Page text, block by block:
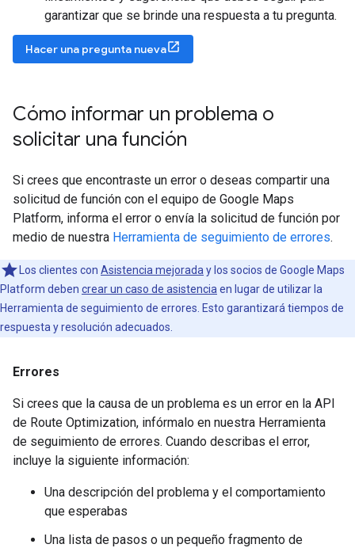
garantizar que se brinde una respuesta a tu pregunta.
Hacer una pregunta nueva
Cómo informar un problema o
solicitar una función
Si crees que encontraste un error o deseas compartir una
solicitud de función con el equipo de Google Maps
Platform, informa el error o envía la solicitud de función por
medio de nuestra Herramienta de seguimiento de errores.
Los clientes con Asistencia mejorada y los socios de Google Maps
Platform deben crear un caso de asistencia en lugar de utilizar la
Herramienta de seguimiento de errores. Esto garantizará tiempos de
respuesta y resolución adecuados.
Errores
Si crees que la causa de un problema es un error en la API
de Route Optimization, infórmalo en nuestra Herramienta
de seguimiento de errores. Cuando describas el error,
incluye la siguiente información:
Una descripción del problema y el comportamiento
que esperabas
Una lista de pasos o un pequeño fragmento de